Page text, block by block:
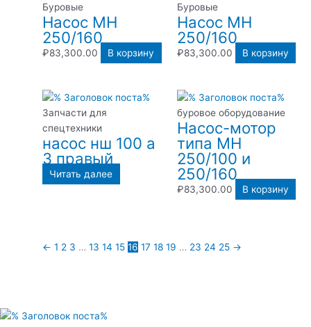
Буровые
Насос МН
250/160
₽83,300.00 В корзину
Буровые
Насос МН
250/160
₽83,300.00 В корзину
Запчасти для
спецтехники
насос нш 100 а
3 правый
Читать далее
буровое оборудование
Насос-мотор
типа МН
250/100 и
250/160
₽83,300.00 В корзину
← 1 2 3 … 13 14 15 16 17 18 19 … 23 24 25 →